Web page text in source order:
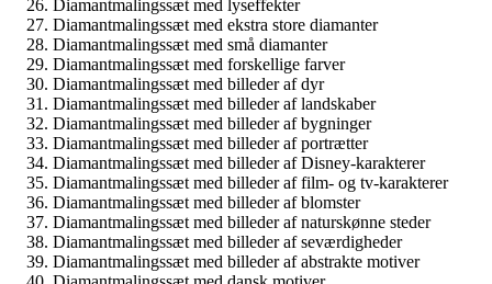
Diamantmalingssæt med lyseffekter
Diamantmalingssæt med ekstra store diamanter
Diamantmalingssæt med små diamanter
Diamantmalingssæt med forskellige farver
Diamantmalingssæt med billeder af dyr
Diamantmalingssæt med billeder af landskaber
Diamantmalingssæt med billeder af bygninger
Diamantmalingssæt med billeder af portrætter
Diamantmalingssæt med billeder af Disney-karakterer
Diamantmalingssæt med billeder af film- og tv-karakterer
Diamantmalingssæt med billeder af blomster
Diamantmalingssæt med billeder af naturskønne steder
Diamantmalingssæt med billeder af seværdigheder
Diamantmalingssæt med billeder af abstrakte motiver